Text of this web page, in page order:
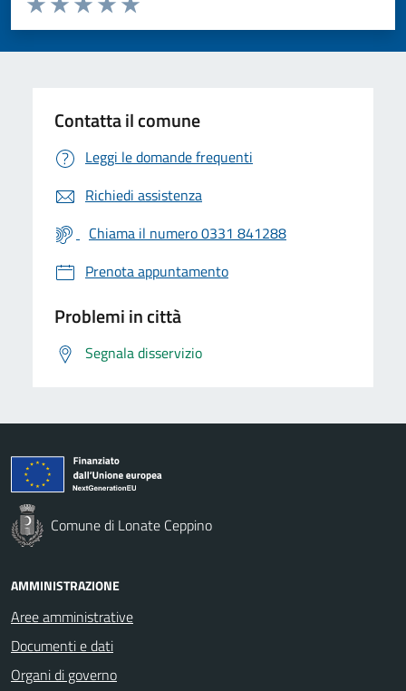
Valuta 5 stelle su 5
Valuta 4 stelle su 5
Valuta 3 stelle su 5
Valuta 2 stelle su 5
Valuta 1 stelle su 5
Contatta il comune
Leggi le domande frequenti
Richiedi assistenza
Chiama il numero 0331 841288
Prenota appuntamento
Problemi in città
Segnala disservizio
Comune di Lonate Ceppino
AMMINISTRAZIONE
Aree amministrative
Documenti e dati
Organi di governo